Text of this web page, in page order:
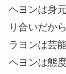
ヘヨンは身
り合いだか
ラヨンは芸
ヘヨンは態